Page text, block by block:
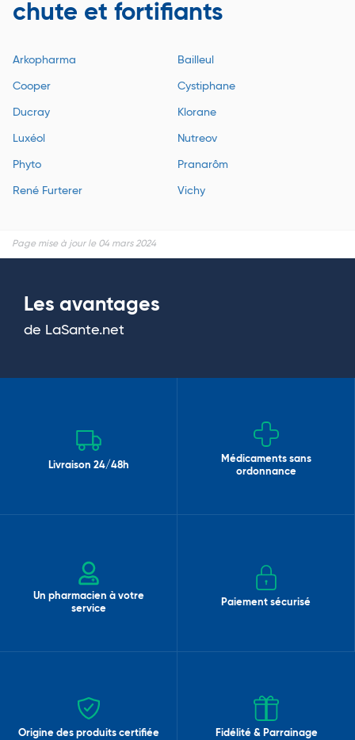
chute et fortifiants
Arkopharma Bailleul
Cooper Cystiphane
Ducray Klorane
Luxéol Nutreov
Phyto Pranarôm
René Furterer Vichy
Page mise à jour le 04 mars 2024
Les avantages
de LaSante.net
Livraison 24/48h
Médicaments sans
ordonnance
Un pharmacien à votre
service
Paiement sécurisé
Origine des produits certifiée Fidélité & Parrainage